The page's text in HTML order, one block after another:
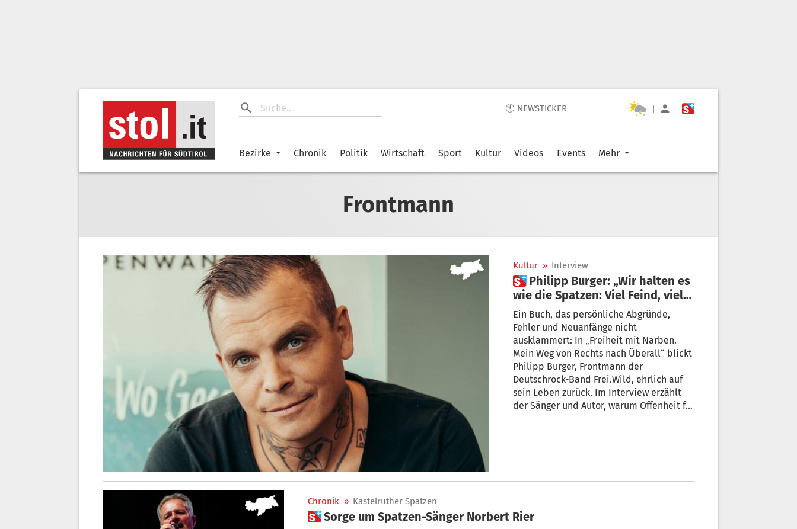
🕙 NEWSTICKER | |
Bezirke Chronik Politik Wirtschaft Sport Kultur Videos Events Mehr
Frontmann
Kultur » Interview
 Philipp Burger: „Wir halten es
wie die Spatzen: Viel Feind, viel
Ehr“
Ein Buch, das persönliche Abgründe,
Fehler und Neuanfänge nicht
ausklammert: In „Freiheit mit Narben.
Mein Weg von Rechts nach Überall“ blickt
Philipp Burger, Frontmann der
Deutschrock-Band Frei.Wild, ehrlich auf
sein Leben zurück. Im Interview erzählt
der Sänger und Autor, warum Offenheit für
Chronik » Kastelruther Spatzen
 Sorge um Spatzen-Sänger Norbert Rier